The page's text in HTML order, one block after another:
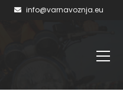
info@varnavoznja.eu